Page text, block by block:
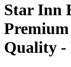
Star Inn
Quality -